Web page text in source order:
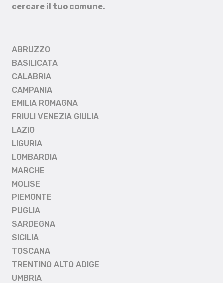
cercare il tuo comune.
ABRUZZO
BASILICATA
CALABRIA
CAMPANIA
EMILIA ROMAGNA
FRIULI VENEZIA GIULIA
LAZIO
LIGURIA
LOMBARDIA
MARCHE
MOLISE
PIEMONTE
PUGLIA
SARDEGNA
SICILIA
TOSCANA
TRENTINO ALTO ADIGE
UMBRIA